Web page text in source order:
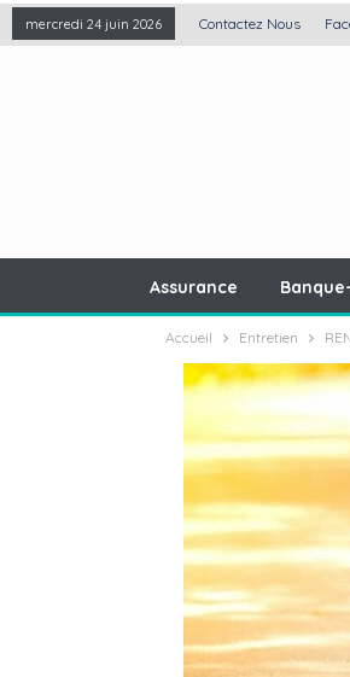
mercredi 24 juin 2026 Contactez Nous
Assurance
Accueil Entretien